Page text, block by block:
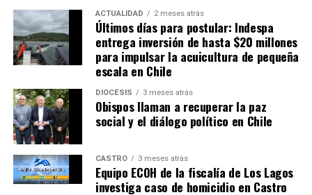
ACTUALIDAD 2 meses atrás
Últimos días para postular: Indespa
entrega inversión de hasta $20 millones
para impulsar la acuicultura de pequeña
escala en Chile
DIÓCESIS 3 meses atrás
Obispos llaman a recuperar la paz
social y el diálogo político en Chile
CASTRO 3 meses atrás
Equipo ECOH de la fiscalía de Los Lagos
investiga caso de homicidio en Castro